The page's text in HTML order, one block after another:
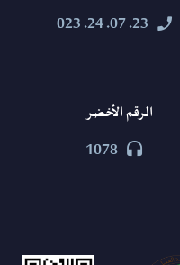


23. 07. 24. 023
الرقم الأخضر


1078